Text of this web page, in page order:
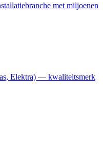
met miljoenen
Elektra) — kwaliteitsmerk